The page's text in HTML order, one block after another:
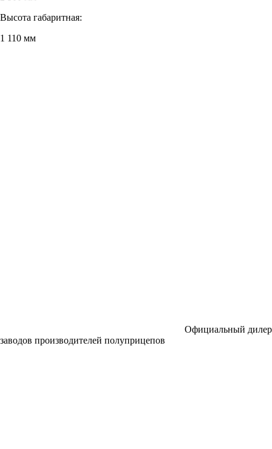
Высота габаритная:
1 110 мм
Официальный дилер
заводов производителей полуприцепов